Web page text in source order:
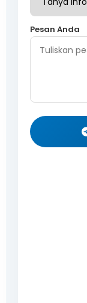
Pesan Anda